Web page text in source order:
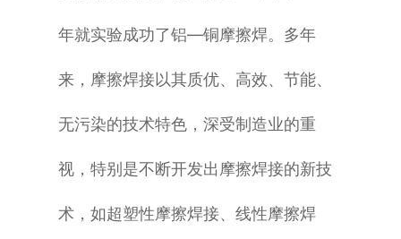
年就实验成功了铝—铜摩擦焊。多年
来，摩擦焊接以其质优、高效、节能、
无污染的技术特色，深受制造业的重
视，特别是不断开发出摩擦焊接的新技
术，如超塑性摩擦焊接、线性摩擦焊